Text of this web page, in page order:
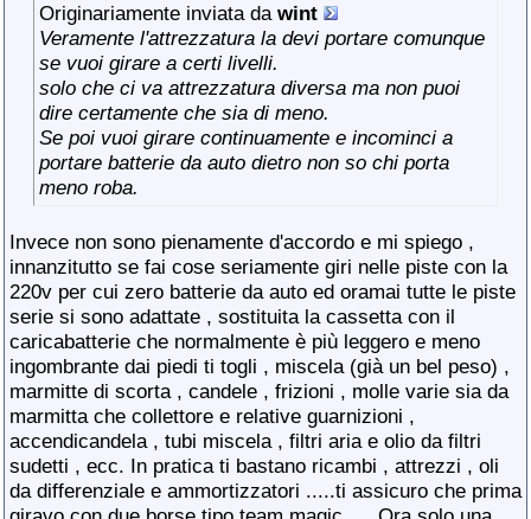
Originariamente inviata da wint
Veramente l'attrezzatura la devi portare comunque
se vuoi girare a certi livelli.
solo che ci va attrezzatura diversa ma non puoi
dire certamente che sia di meno.
Se poi vuoi girare continuamente e incominci a
portare batterie da auto dietro non so chi porta
meno roba.
Invece non sono pienamente d'accordo e mi spiego ,
innanzitutto se fai cose seriamente giri nelle piste con la
220v per cui zero batterie da auto ed oramai tutte le piste
serie si sono adattate , sostituita la cassetta con il
caricabatterie che normalmente è più leggero e meno
ingombrante dai piedi ti togli , miscela (già un bel peso) ,
marmitte di scorta , candele , frizioni , molle varie sia da
marmitta che collettore e relative guarnizioni ,
accendicandela , tubi miscela , filtri aria e olio da filtri
sudetti , ecc. In pratica ti bastano ricambi , attrezzi , oli
da differenziale e ammortizzatori .....ti assicuro che prima